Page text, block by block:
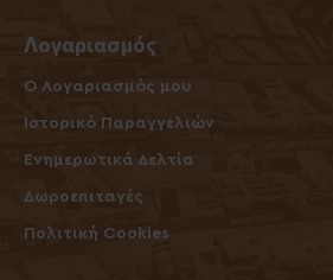
Λογαριασμός
O Λογαριασμός μου
Ιστορικό Παραγγελιών
Ενημερωτικά Δελτία
Δωροεπιταγές
Πολιτική Cookies